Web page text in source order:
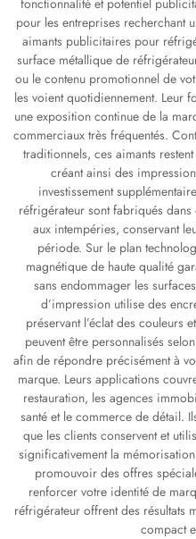
fonctionnalité et potentiel
pour les entreprises recherchant
aimants publicitaires pour
surface métallique de
ou le contenu promotionnel de
les voient quotidiennement. Leur
une exposition continue de la
commerciaux très fréquentés.
traditionnels, ces aimants
créant ainsi des
investissement
réfrigérateur sont fabriqués dans
aux intempéries, conservant
période. Sur le plan
magnétique de haute qualité
sans endommager les
d’impression utilise des
préservant l’éclat des couleurs
peuvent être personnalisés
afin de répondre précisément à
marque. Leurs applications
restauration, les agences
santé et le commerce de détail.
que les clients conservent et
significativement la
promouvoir des offres
renforcer votre identité de
réfrigérateur offrent des résultats
compact